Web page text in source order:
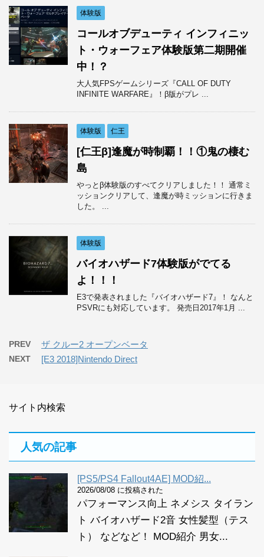
体験版
コールオブデューティ インフィニッ
ト・ウォーフェア体験版第二期開催
中！？
大人気FPSゲームシリーズ『CALL OF DUTY
INFINITE WARFARE』！β版がプレ ...
体験版 仁王
[仁王β]逢魔が時制覇！！①鬼の棲む
島
やっとβ体験版のすべてクリアしました！！ 通常ミ
ッションクリアして、逢魔が時ミッションに行きま
した。 ...
体験版
バイオハザード7体験版がでてる
よ！！！
E3で発表されました『バイオハザード7』！ なんと
PSVRにも対応しています。 発売日2017年1月 ...
PREV ザ クルー2 オープンベータ
NEXT [E3 2018]Nintendo Direct
サイト内検索
人気の記事
[PS5/PS4 Fallout4AE] MOD紹...
2026/08/08 に投稿された
パフォーマンス向上 ネメシス タイラン
ト バイオハザード2音 女性髪型（テス
ト） などなど！ MOD紹介 男女...